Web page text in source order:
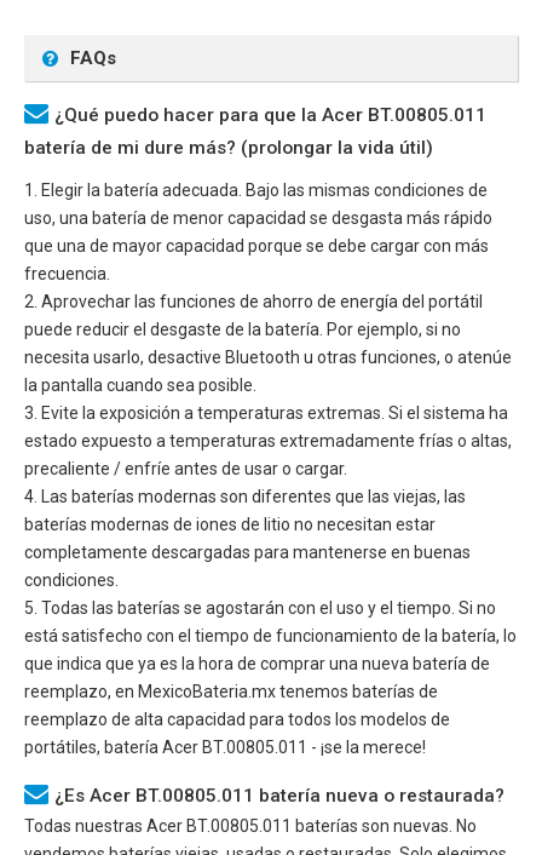
FAQs
¿Qué puedo hacer para que la Acer BT.00805.011
batería de mi dure más? (prolongar la vida útil)
1. Elegir la batería adecuada. Bajo las mismas condiciones de
uso, una batería de menor capacidad se desgasta más rápido
que una de mayor capacidad porque se debe cargar con más
frecuencia.
2. Aprovechar las funciones de ahorro de energía del portátil
puede reducir el desgaste de la batería. Por ejemplo, si no
necesita usarlo, desactive Bluetooth u otras funciones, o atenúe
la pantalla cuando sea posible.
3. Evite la exposición a temperaturas extremas. Si el sistema ha
estado expuesto a temperaturas extremadamente frías o altas,
precaliente / enfríe antes de usar o cargar.
4. Las baterías modernas son diferentes que las viejas, las
baterías modernas de iones de litio no necesitan estar
completamente descargadas para mantenerse en buenas
condiciones.
5. Todas las baterías se agostarán con el uso y el tiempo. Si no
está satisfecho con el tiempo de funcionamiento de la batería, lo
que indica que ya es la hora de comprar una nueva batería de
reemplazo, en MexicoBateria.mx tenemos baterías de
reemplazo de alta capacidad para todos los modelos de
portátiles, batería Acer BT.00805.011 - ¡se la merece!
¿Es Acer BT.00805.011 batería nueva o restaurada?
Todas nuestras Acer BT.00805.011 baterías son nuevas. No